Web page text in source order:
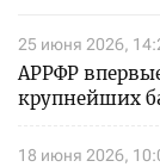
25 июня 2026,
АРРФР
крупнейших
18 июня 2026,